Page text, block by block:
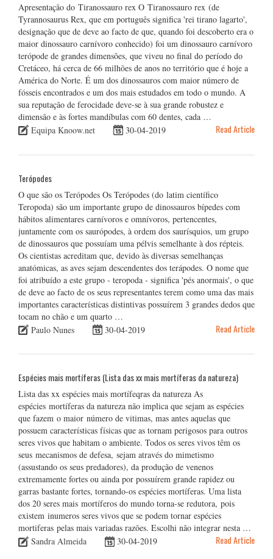
Apresentação do Tiranossauro rex O Tiranossauro rex (de
Tyrannosaurus Rex, que em português significa 'rei tirano lagarto',
designação que de deve ao facto de que, quando foi descoberto era o
maior dinossauro carnívoro conhecido) foi um dinossauro carnívoro
terópode de grandes dimensões, que viveu no final do período do
Cretáceo, há cerca de 66 milhões de anos no território que é hoje a
América do Norte. É um dos dinossauros com maior número de
fósseis encontrados e um dos mais estudados em todo o mundo. A
sua reputação de ferocidade deve-se à sua grande robustez e
dimensão e às fortes mandíbulas com 60 dentes, cada …
Equipa Knoow.net
30-04-2019 Read Article
Terópodes
O que são os Terópodes Os Terópodes (do latim científico
Teropoda) são um importante grupo de dinossauros bípedes com
hábitos alimentares carnívoros e omnívoros, pertencentes,
juntamente com os saurópodes, à ordem dos saurísquios, um grupo
de dinossauros que possuíam uma pélvis semelhante à dos répteis.
Os cientistas acreditam que, devido às diversas semelhanças
anatómicas, as aves sejam descendentes dos terápodes. O nome que
foi atribuído a este grupo - teropoda - significa 'pés anormais', o que
de deve ao facto de os seus representantes terem como uma das mais
importantes características distintivas possuírem 3 grandes dedos que
tocam no chão e um quarto …
Paulo Nunes
30-04-2019 Read Article
Espécies mais mortíferas (Lista das xx mais mortíferas da natureza)
Lista das xx espécies mais mortífeqras da natureza As
espécies mortíferas da natureza não implica que sejam as espécies
que fazem o maior número de vitimas, mas antes aquelas que
possuem características físicas que as tornam perigosos para outros
seres vivos que habitam o ambiente. Todos os seres vivos têm os
seus mecanismos de defesa, sejam através do mimetismo
(assustando os seus predadores), da produção de venenos
extremamente fortes ou ainda por possuírem grande rapidez ou
garras bastante fortes, tornando-os espécies mortíferas. Uma lista
dos 20 seres mais mortíferos do mundo torna-se redutora, pois
existem inumeros seres vivos que se podem tornar espécies
mortiferas pelas mais variadas razões. Escolhi não integrar nesta …
Sandra Almeida
30-04-2019 Read Article